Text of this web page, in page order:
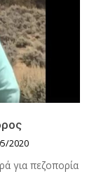
2020
για πεζοπορία